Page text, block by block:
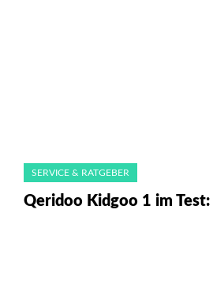
SERVICE & RATGEBER
Qeridoo Kidgoo 1 im